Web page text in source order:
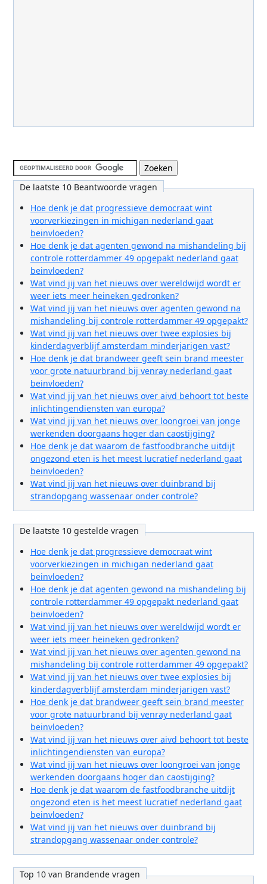
De laatste 10 Beantwoorde vragen
Hoe denk je dat progressieve democraat wint
voorverkiezingen in michigan nederland gaat
beinvloeden?
Hoe denk je dat agenten gewond na mishandeling bij
controle rotterdammer 49 opgepakt nederland gaat
beinvloeden?
Wat vind jij van het nieuws over wereldwijd wordt er
weer iets meer heineken gedronken?
Wat vind jij van het nieuws over agenten gewond na
mishandeling bij controle rotterdammer 49 opgepakt?
Wat vind jij van het nieuws over twee explosies bij
kinderdagverblijf amsterdam minderjarigen vast?
Hoe denk je dat brandweer geeft sein brand meester
voor grote natuurbrand bij venray nederland gaat
beinvloeden?
Wat vind jij van het nieuws over aivd behoort tot beste
inlichtingendiensten van europa?
Wat vind jij van het nieuws over loongroei van jonge
werkenden doorgaans hoger dan caostijging?
Hoe denk je dat waarom de fastfoodbranche uitdijt
ongezond eten is het meest lucratief nederland gaat
beinvloeden?
Wat vind jij van het nieuws over duinbrand bij
strandopgang wassenaar onder controle?
De laatste 10 gestelde vragen
Hoe denk je dat progressieve democraat wint
voorverkiezingen in michigan nederland gaat
beinvloeden?
Hoe denk je dat agenten gewond na mishandeling bij
controle rotterdammer 49 opgepakt nederland gaat
beinvloeden?
Wat vind jij van het nieuws over wereldwijd wordt er
weer iets meer heineken gedronken?
Wat vind jij van het nieuws over agenten gewond na
mishandeling bij controle rotterdammer 49 opgepakt?
Wat vind jij van het nieuws over twee explosies bij
kinderdagverblijf amsterdam minderjarigen vast?
Hoe denk je dat brandweer geeft sein brand meester
voor grote natuurbrand bij venray nederland gaat
beinvloeden?
Wat vind jij van het nieuws over aivd behoort tot beste
inlichtingendiensten van europa?
Wat vind jij van het nieuws over loongroei van jonge
werkenden doorgaans hoger dan caostijging?
Hoe denk je dat waarom de fastfoodbranche uitdijt
ongezond eten is het meest lucratief nederland gaat
beinvloeden?
Wat vind jij van het nieuws over duinbrand bij
strandopgang wassenaar onder controle?
Top 10 van Brandende vragen